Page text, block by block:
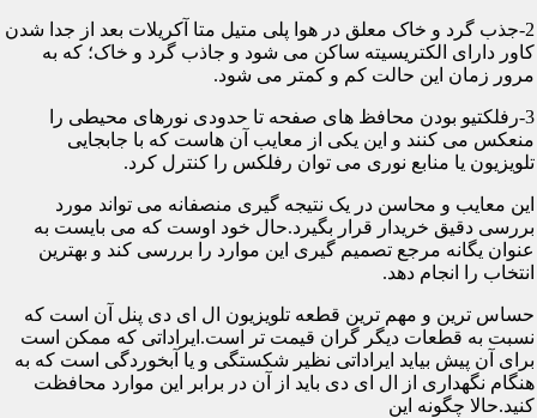
2-جذب گرد و خاک معلق در هوا پلی متیل متا آکریلات بعد از جدا شدن
کاور دارای الکتریسیته ساکن می شود و جاذب گرد و خاک؛ که به
مرور زمان این حالت کم و کمتر می شود.
3-رفلکتیو بودن محافظ های صفحه تا حدودی نورهای محیطی را
منعکس می کنند و این یکی از معایب آن هاست که با جابجایی
تلویزیون یا منابع نوری می توان رفلکس را کنترل کرد.
این معایب و محاسن در یک نتیجه گیری منصفانه می تواند مورد
بررسی دقیق خریدار قرار بگیرد.حال خود اوست که می بایست به
عنوان یگانه مرجع تصمیم گیری این موارد را بررسی کند و بهترین
انتخاب را انجام دهد.
حساس ترین و مهم ترین قطعه تلویزیون ال ای دی پنل آن است که
نسبت به قطعات دیگر گران قیمت تر است.ایراداتی که ممکن است
برای آن پیش بیاید ایراداتی نظیر شکستگی و یا آبخوردگی است که به
هنگام نگهداری از ال ای دی باید از آن در برابر این موارد محافظت
کنید.حالا چگونه این